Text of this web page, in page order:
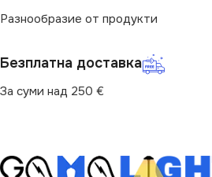
Разнообразие от продукти
Безплатна доставка
За суми над 250 €